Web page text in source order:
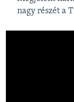
nagy részét a